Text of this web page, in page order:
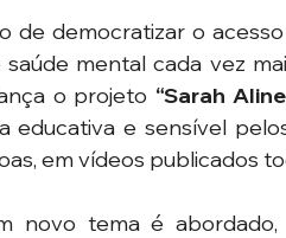
de democratizar o
mental cada vez
o projeto “Sarah
educativa e sensível
em vídeos publicados
novo tema é